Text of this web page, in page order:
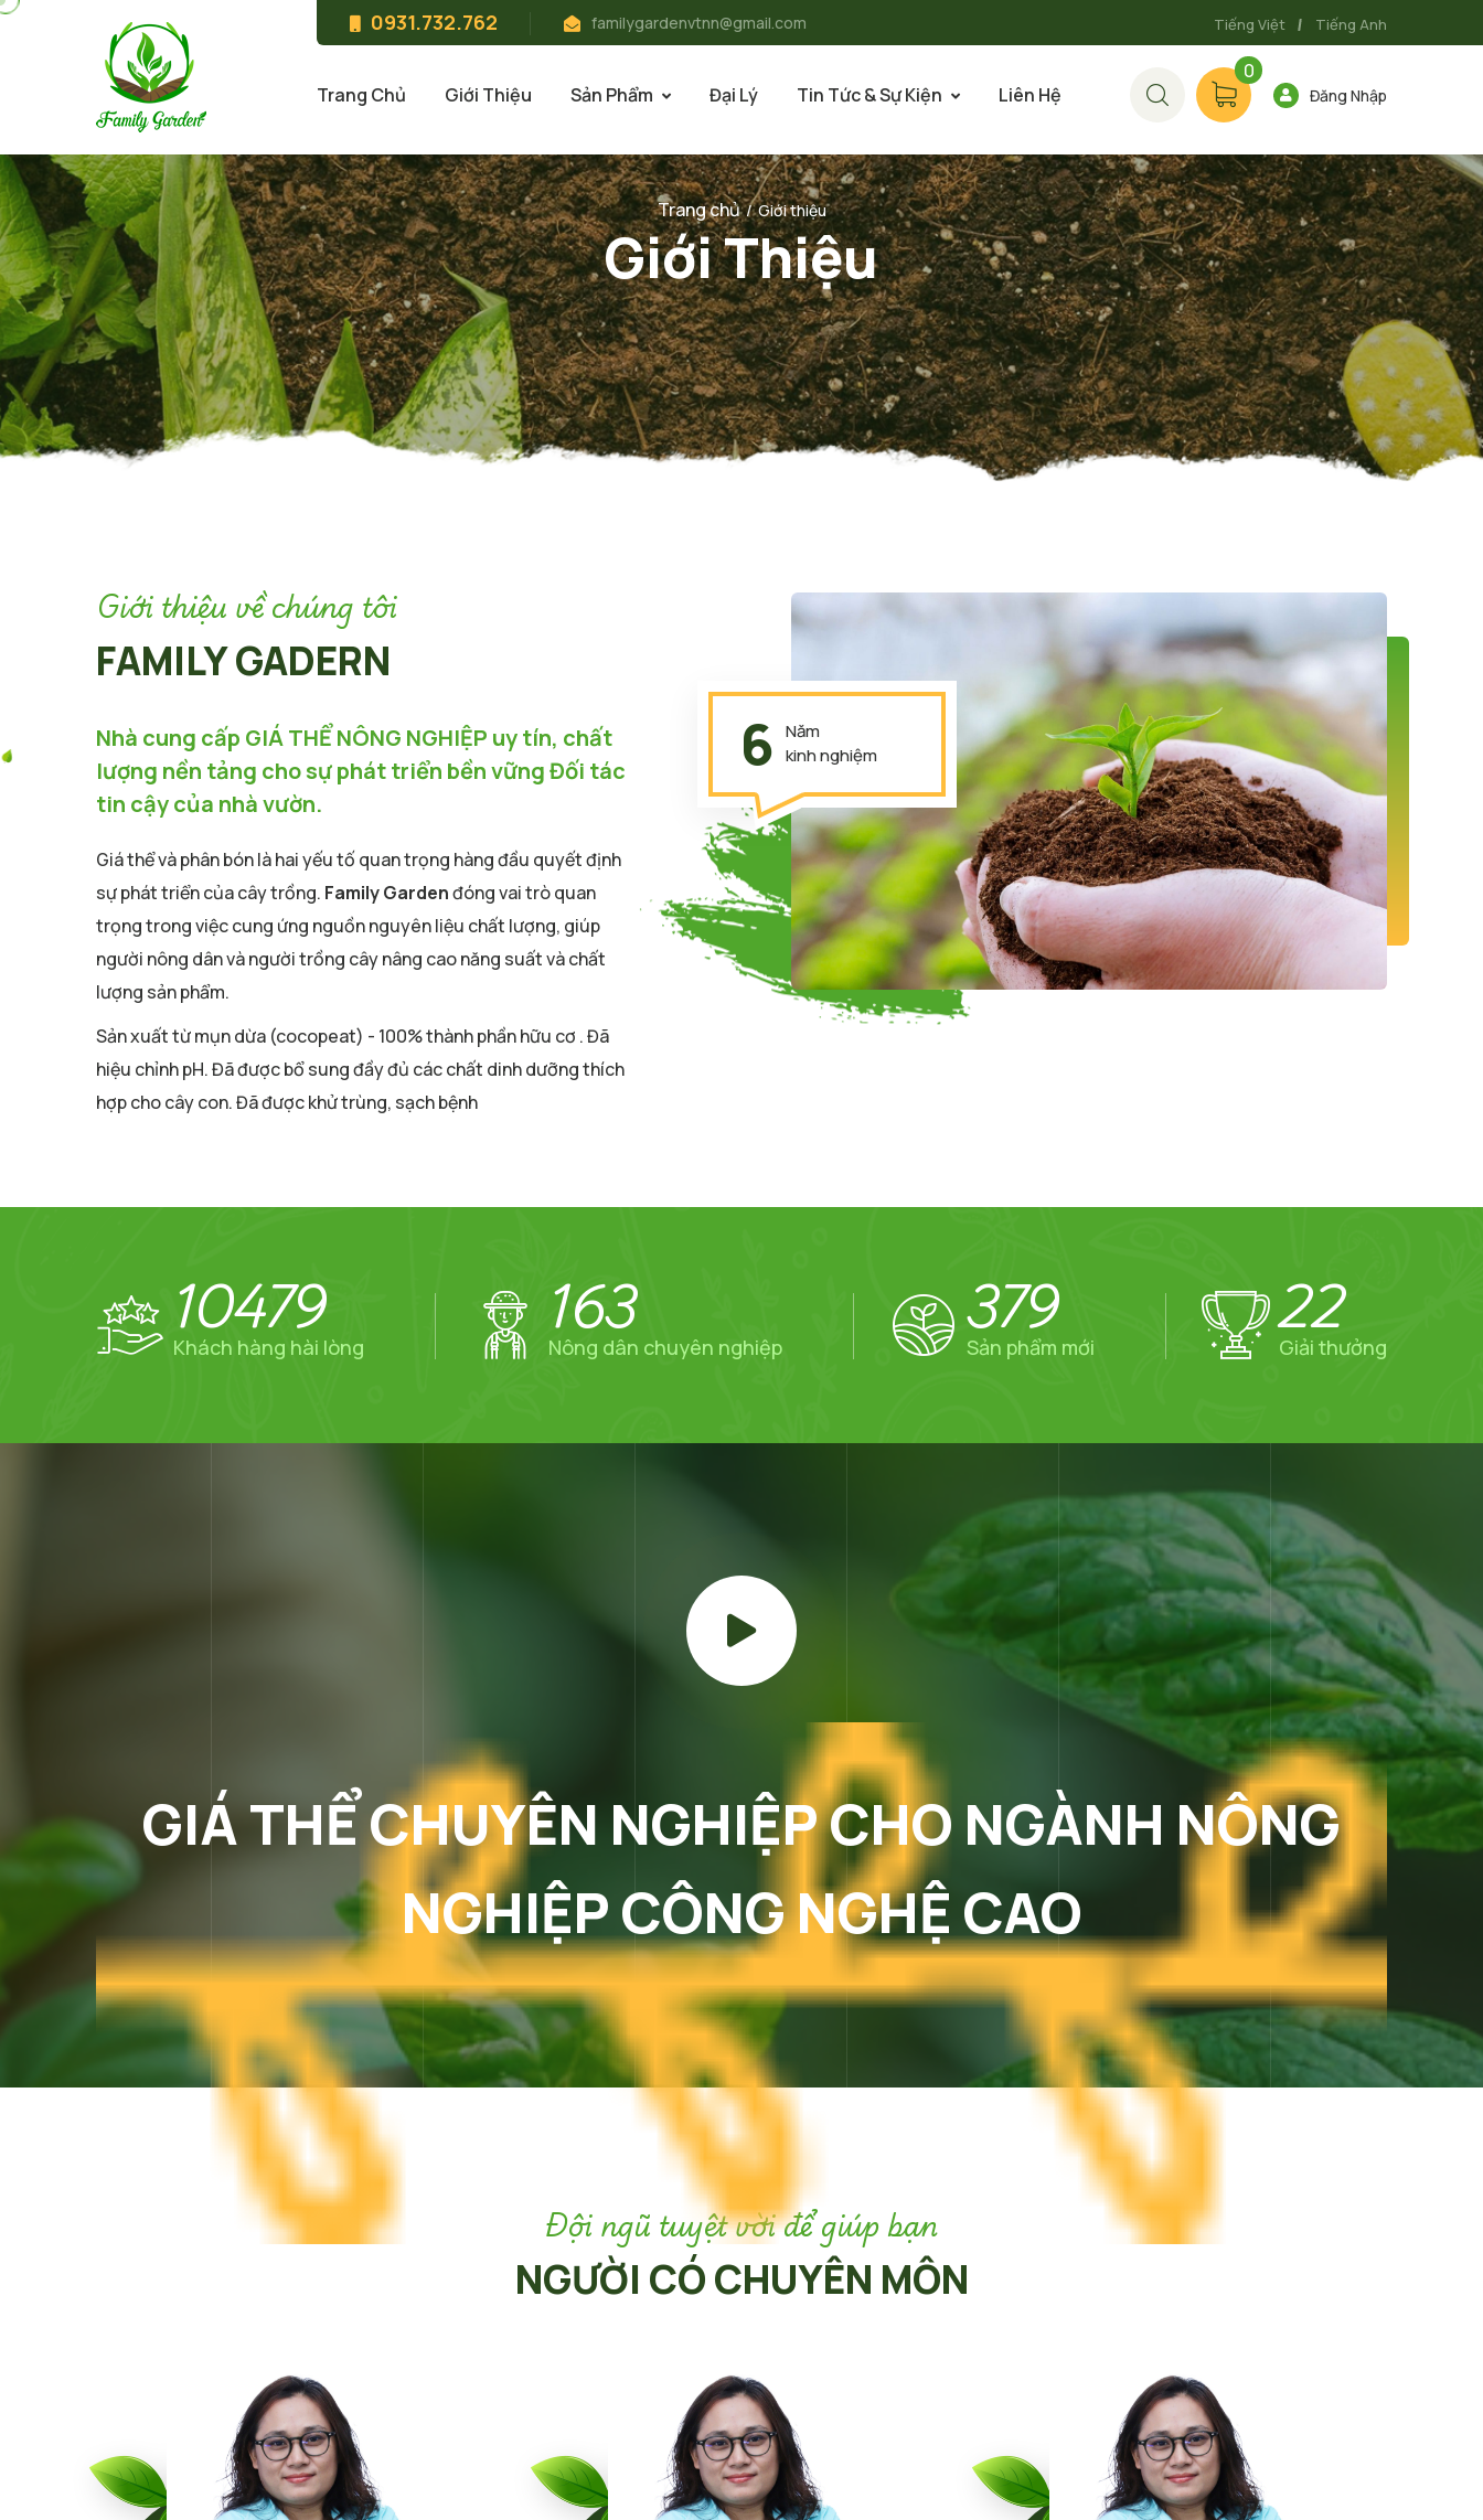
0931.732.762 familygardenvtnn@gmail.com Tiếng Việt Tiếng Anh
Trang Chủ Giới Thiệu Sản Phẩm Đại Lý Tin Tức & Sự Kiện Liên Hệ
0
Đăng Nhập
Trang chủ / Giới thiệu
Giới Thiệu
Giới thiệu về chúng tôi
FAMILY GADERN
Nhà cung cấp GIÁ THỂ NÔNG NGHIỆP uy tín, chất
lượng nền tảng cho sự phát triển bền vững Đối tác
tin cậy của nhà vườn.
Giá thể và phân bón là hai yếu tố quan trọng hàng đầu quyết định
sự phát triển của cây trồng. Family Gardenđóng vai trò quan
trọng trong việc cung ứng nguồn nguyên liệu chất lượng, giúp
người nông dân và người trồng cây nâng cao năng suất và chất
lượng sản phẩm.
Sản xuất từ mụn dừa (cocopeat) - 100% thành phần hữu cơ . Đã
hiệu chỉnh pH. Đã được bổ sung đầy đủ các chất dinh dưỡng thích
hợp cho cây con. Đã được khử trùng, sạch bệnh
6 Năm
kinh nghiệm
10479
Khách hàng hài lòng
163
Nông dân chuyên nghiệp
379
Sản phẩm mới
22
Giải thưởng
GIÁ THỂ CHUYÊN NGHIỆP CHO NGÀNH NÔNG
NGHIỆP CÔNG NGHỆ CAO
Đội ngũ tuyệt vời để giúp bạn
NGƯỜI CÓ CHUYÊN MÔN